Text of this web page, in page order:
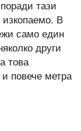
тази
изкопаемо. В
само един
други
това
повече метра